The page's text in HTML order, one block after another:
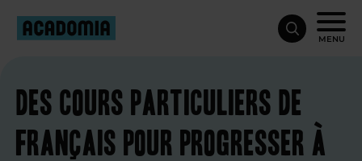
MENU
Des cours particuliers de
français pour progresser à